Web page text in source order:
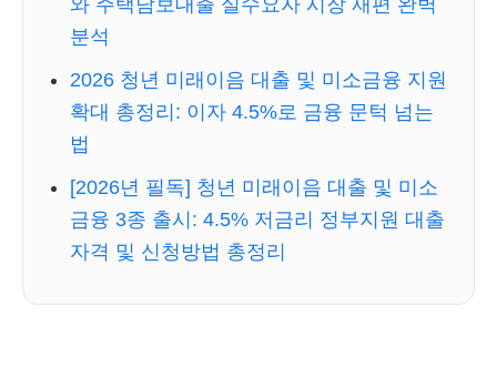
와 주택담보대출 실수요자 시장 재편 완벽
분석
2026 청년 미래이음 대출 및 미소금융 지원
확대 총정리: 이자 4.5%로 금융 문턱 넘는
법
[2026년 필독] 청년 미래이음 대출 및 미소
금융 3종 출시: 4.5% 저금리 정부지원 대출
자격 및 신청방법 총정리